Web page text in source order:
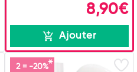
8,90€
Ajouter
2 = -20%